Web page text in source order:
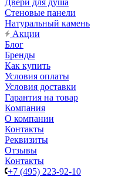
Двери для душа
Стеновые панели
Натуральный камень
Акции
Блог
Бренды
Как купить
Условия оплаты
Условия доставки
Гарантия на товар
Компания
О компании
Контакты
Реквизиты
Отзывы
Контакты
+7 (495) 223-92-10